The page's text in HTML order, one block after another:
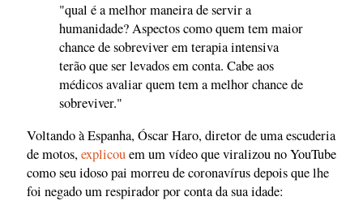
"qual é a melhor maneira de servir a
humanidade? Aspectos como quem tem maior
chance de sobreviver em terapia intensiva
terão que ser levados em conta. Cabe aos
médicos avaliar quem tem a melhor chance de
sobreviver."
Voltando à Espanha, Óscar Haro, diretor de uma escuderia
de motos,explicouem um vídeo que viralizou no YouTube
como seu idoso pai morreu de coronavírus depois que lhe
foi negado um respirador por conta da sua idade: